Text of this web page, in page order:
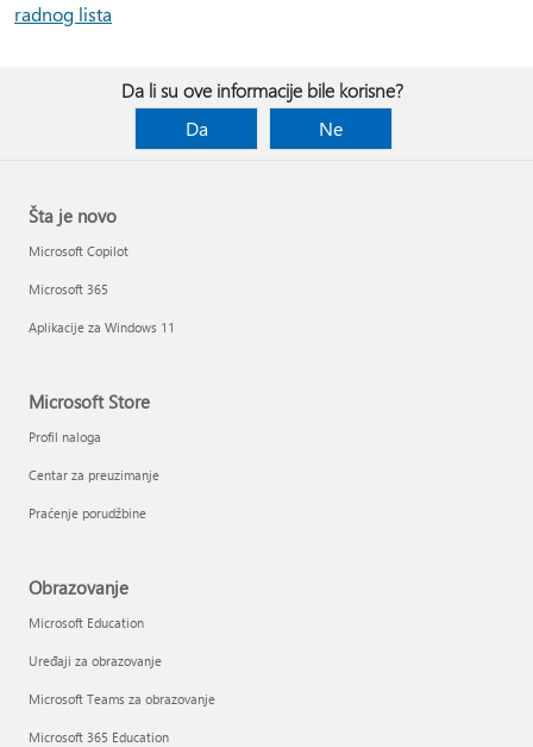
radnog lista
Da li su ove informacije bile korisne?
Da
Ne
Šta je novo
Microsoft Copilot
Microsoft 365
Aplikacije za Windows 11
Microsoft Store
Profil naloga
Centar za preuzimanje
Praćenje porudžbine
Obrazovanje
Microsoft Education
Uređaji za obrazovanje
Microsoft Teams za obrazovanje
Microsoft 365 Education